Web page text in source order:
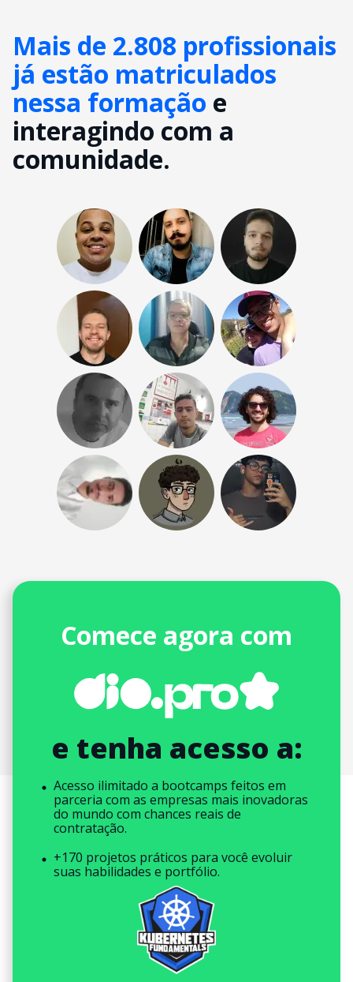
Mais de 2.808 profissionais
já estão matriculados
nessa formação e
interagindo com a
comunidade.
Comece agora com
e tenha acesso a:
Acesso ilimitado a bootcamps feitos em
parceria com as empresas mais inovadoras
do mundo com chances reais de
contratação.
+170 projetos práticos para você evoluir
suas habilidades e portfólio.